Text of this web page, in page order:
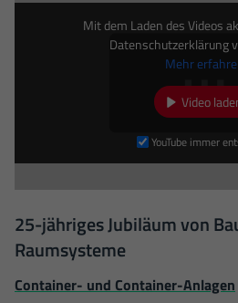
Mit dem Laden des Videos
Datenschutzerklärung
Mehr
Video
YouTube immer
25-jähriges Jubiläum von
Raumsysteme
Container- und Container-Anlagen